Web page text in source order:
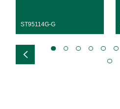
ST95114G-G